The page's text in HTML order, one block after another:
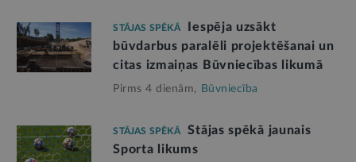
STĀJAS SPĒKĀ
Iespēja uzsākt
būvdarbus paralēli projektēšanai un
citas izmaiņas Būvniecības likumā
Pirms 4 dienām, Būvniecība
STĀJAS SPĒKĀ
Stājas spēkā jaunais
Sporta likums